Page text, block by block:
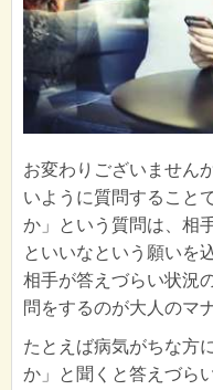
お変わりございません
いように質問すること
か」という質問は、相
といいなという願いを
相手が答えづらい状況
問をするのが大人のマ
たとえば病気がちな方
か」と聞くと答えづら